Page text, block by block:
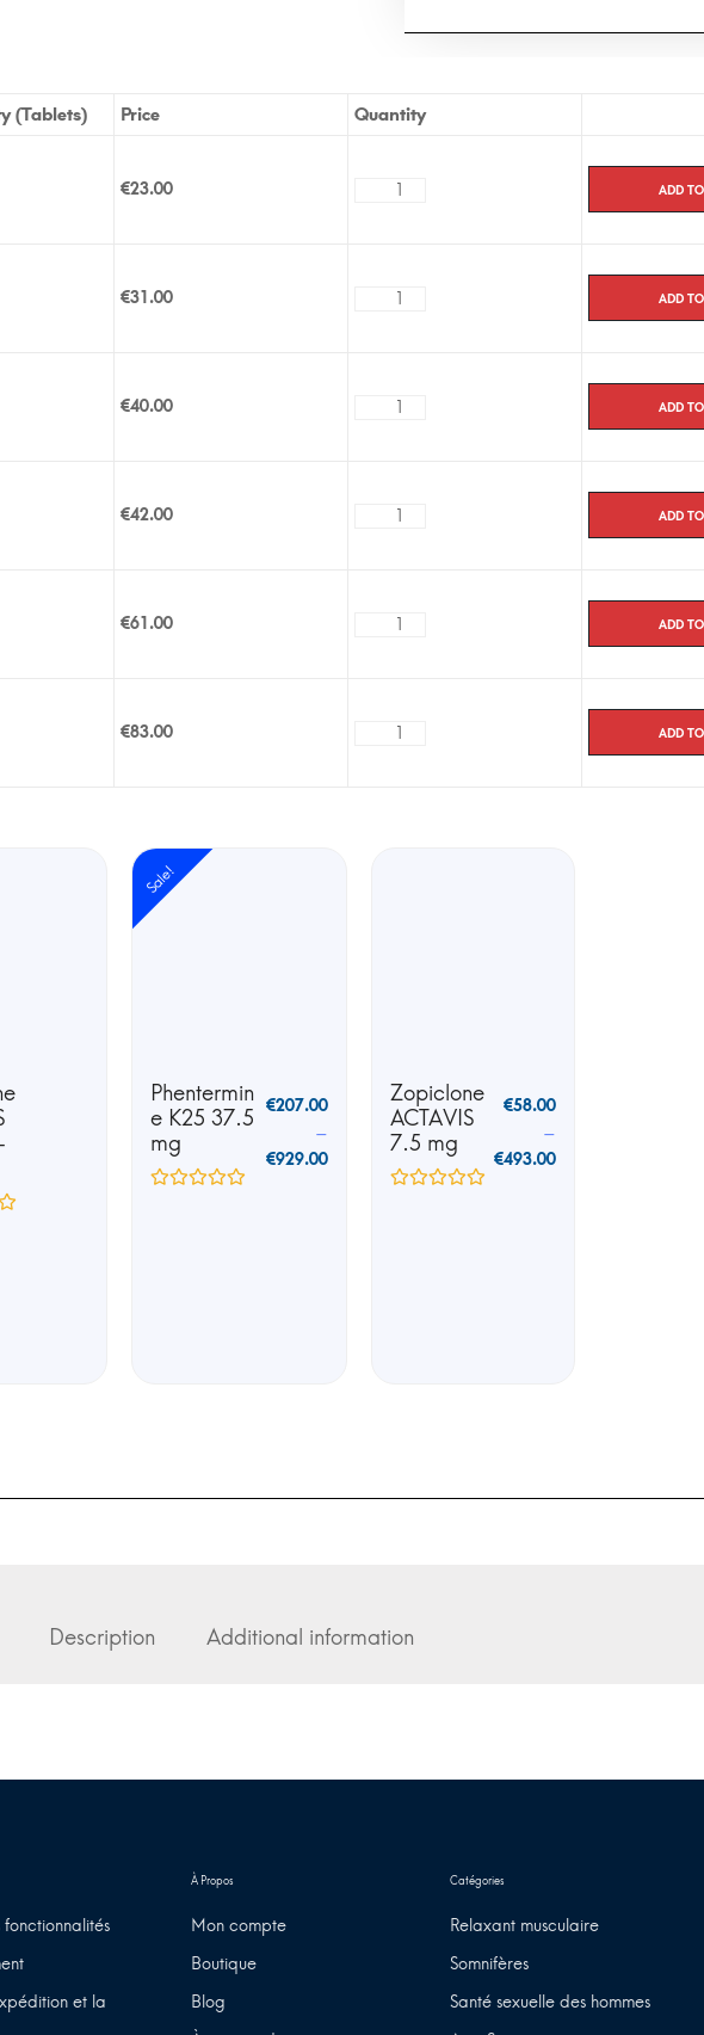
(Tablets) Price Quantity
€23.00 Add
€31.00 Add
€40.00 Add
€42.00 Add
€61.00 Add
€83.00 Add
Sale!
Phentermin
e K25 37.5
mg
€207.00
–
€929.00
Zopiclone
ACTAVIS
7.5 mg
€58.00
–
€493.00
Description Additional information
fonctionnalités
et la
Mon compte
Boutique
Blog
Relaxant musculaire
Somnifères
Santé sexuelle des hommes